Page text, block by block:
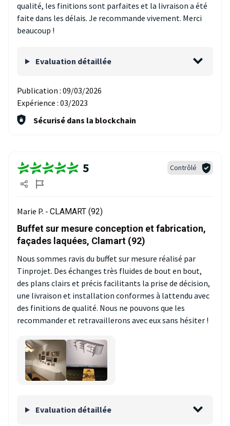
qualité, les finitions sont parfaites et la livraison a été
faite dans les délais. Je recommande vivement. Merci
beaucoup !
Evaluation détaillée
Publication : 09/03/2026
Expérience : 03/2023
Sécurisé dans la blockchain
5 Contrôlé
Marie P. - CLAMART (92)
Buffet sur mesure conception et fabrication,
façades laquées, Clamart (92)
Nous sommes ravis du buffet sur mesure réalisé par
Tinprojet. Des échanges très fluides de bout en bout,
des plans clairs et précis facilitants la prise de décision,
une livraison et installation conformes à lattendu avec
des finitions de qualité. Nous ne pouvons que les
recommander et retravaillerons avec eux sans hésiter !
Evaluation détaillée